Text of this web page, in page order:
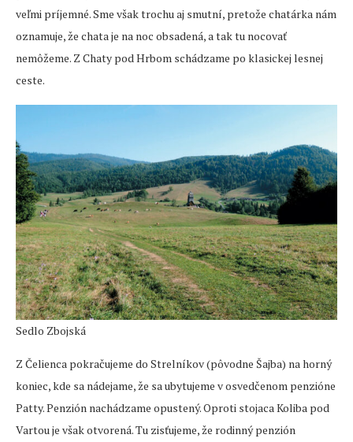
veľmi príjemné. Sme však trochu aj smutní, pretože chatárka nám
oznamuje, že chata je na noc obsadená, a tak tu nocovať
nemôžeme. Z Chaty pod Hrbom schádzame po klasickej lesnej
ceste.
Sedlo Zbojská
Z Čelienca pokračujeme do Strelníkov (pôvodne Šajba) na horný
koniec, kde sa nádejame, že sa ubytujeme v osvedčenom penzióne
Patty. Penzión nachádzame opustený. Oproti stojaca Koliba pod
Vartou je však otvorená. Tu zisťujeme, že rodinný penzión